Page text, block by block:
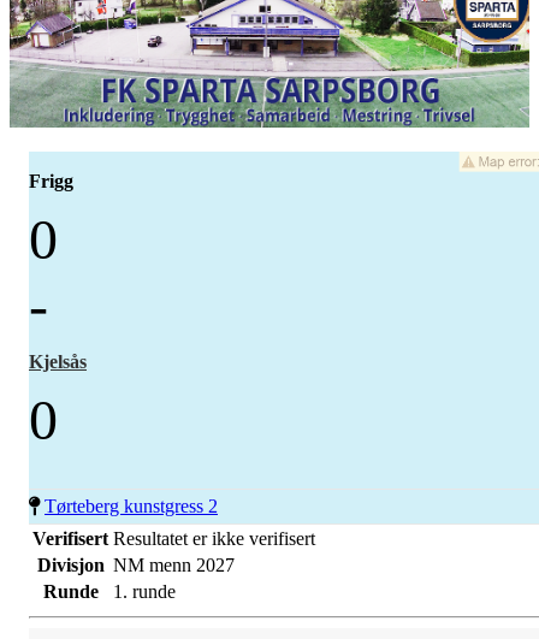
Frigg
0
-
Kjelsås
0
Tørteberg kunstgress 2
Verifisert Resultatet er ikke verifisert
Divisjon NM menn 2027
Runde
1. runde